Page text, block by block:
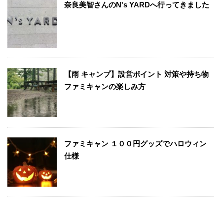
奈良美智さんのN's YARDへ行ってきました
【雨 キャンプ】設営ポイント 対策や持ち物
ファミキャンの楽しみ方
ファミキャン １００円グッズでハロウィン
仕様